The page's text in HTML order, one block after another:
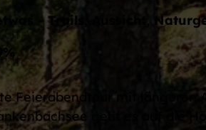
- Trails, Aussicht,
Feierabendtour mit längeren
geht es auf die